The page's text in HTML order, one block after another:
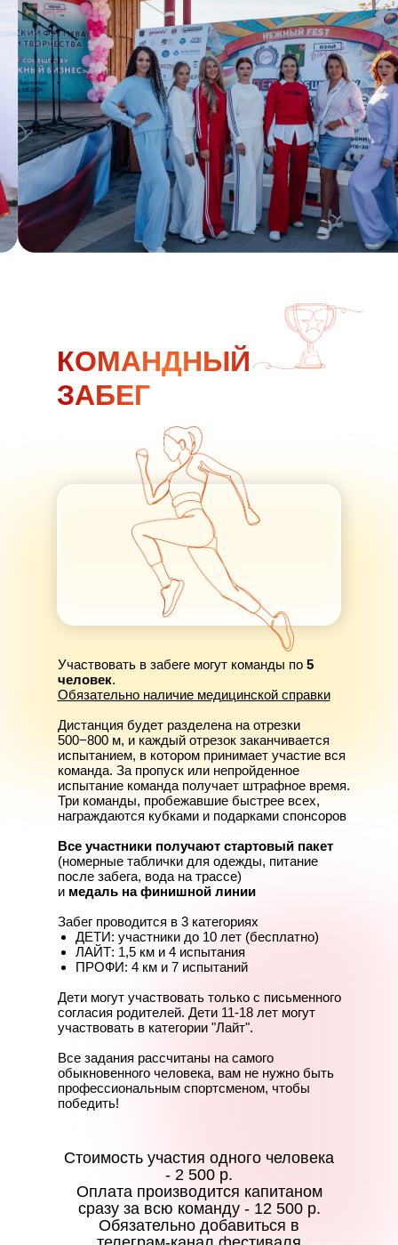
КОМАНДНЫЙ
ЗАБЕГ
Участвовать в забеге могут команды по 5
человек.
Обязательно наличие медицинской справки
Дистанция будет разделена на отрезки
500−800 м, и каждый отрезок заканчивается
испытанием, в котором принимает участие вся
команда. За пропуск или непройденное
испытание команда получает штрафное время.
Три команды, пробежавшие быстрее всех,
награждаются кубками и подарками спонсоров
Все участники получают стартовый пакет
(номерные таблички для одежды, питание
после забега, вода на трассе)
и медаль на финишной линии
Забег проводится в 3 категориях
ДЕТИ: участники до 10 лет (бесплатно)
ЛАЙТ: 1,5 км и 4 испытания
ПРОФИ: 4 км и 7 испытаний
Дети могут участвовать только с письменного
согласия родителей. Дети 11-18 лет могут
участвовать в категории "Лайт".
Все задания рассчитаны на самого
обыкновенного человека, вам не нужно быть
профессиональным спортсменом, чтобы
победить!
Стоимость участия одного человека
- 2 500 р.
Оплата производится капитаном
сразу за всю команду - 12 500 р.
Обязательно добавиться в